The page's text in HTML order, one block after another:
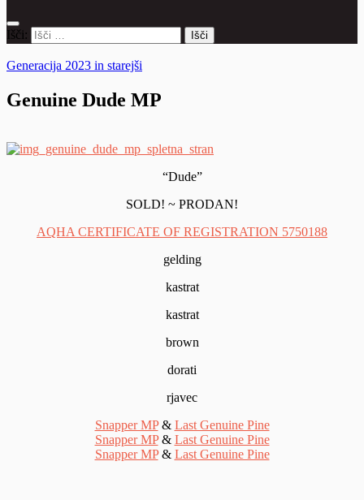
Išči:
Generacija 2023 in starejši
Genuine Dude MP
“Dude”
SOLD! ~ PRODAN!
AQHA CERTIFICATE OF REGISTRATION 5750188
gelding
kastrat
kastrat
brown
dorati
rjavec
Snapper MP& Last Genuine Pine
Snapper MP& Last Genuine Pine
Snapper MP& Last Genuine Pine